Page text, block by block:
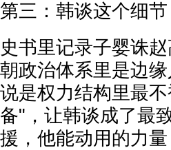
第三：韩谈这个细
史书里记录子婴诛
朝政治体系里是边
说是权力结构里最
备"，让韩谈成了最
援，他能动用的力